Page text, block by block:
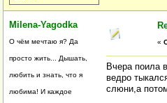
Milena-Yagodka
О чём мечтаю я? Да
просто жить... Дышать,
любить и знать, что я
любима! И каждое
«
Вчера поила
ведро
слюни,а